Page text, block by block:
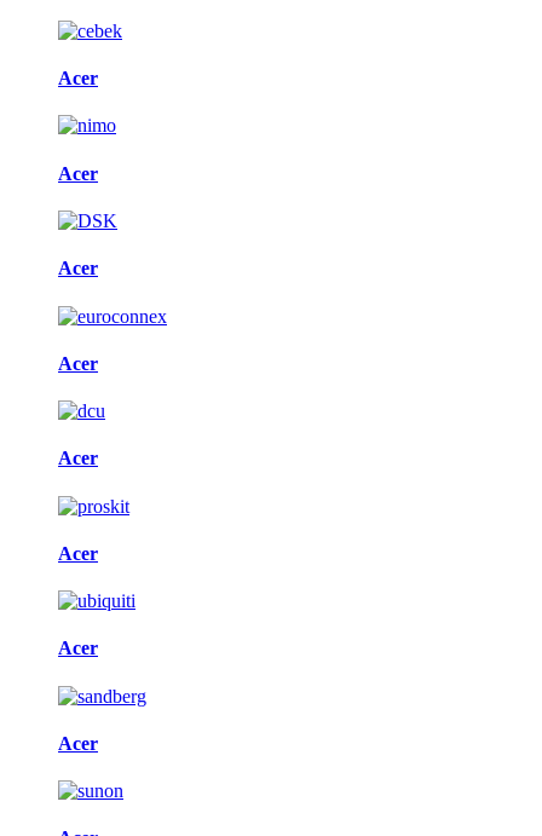
Acer
Acer
Acer
Acer
Acer
Acer
Acer
Acer